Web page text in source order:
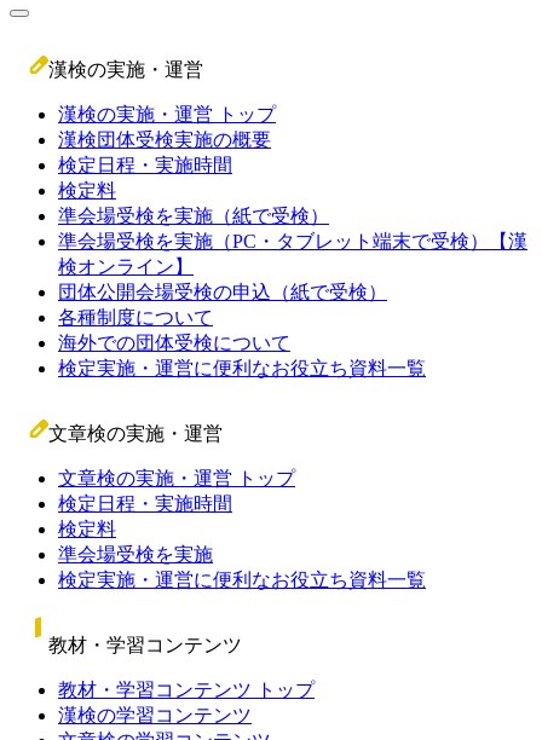
漢検の実施・運営
漢検の実施・運営 トップ
漢検団体受検実施の概要
検定日程・実施時間
検定料
準会場受検を実施（紙で受検）
準会場受検を実施（PC・タブレット端末で受検）【漢
検オンライン】
団体公開会場受検の申込（紙で受検）
各種制度について
海外での団体受検について
検定実施・運営に便利なお役立ち資料一覧
文章検の実施・運営
文章検の実施・運営 トップ
検定日程・実施時間
検定料
準会場受検を実施
検定実施・運営に便利なお役立ち資料一覧
教材・学習コンテンツ
教材・学習コンテンツ トップ
漢検の学習コンテンツ